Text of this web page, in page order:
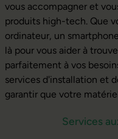
vous accompagner et
produits high-tech. Que
ordinateur, un
là pour vous aider à
parfaitement à vos
services d'installation et
garantir que votre
Services